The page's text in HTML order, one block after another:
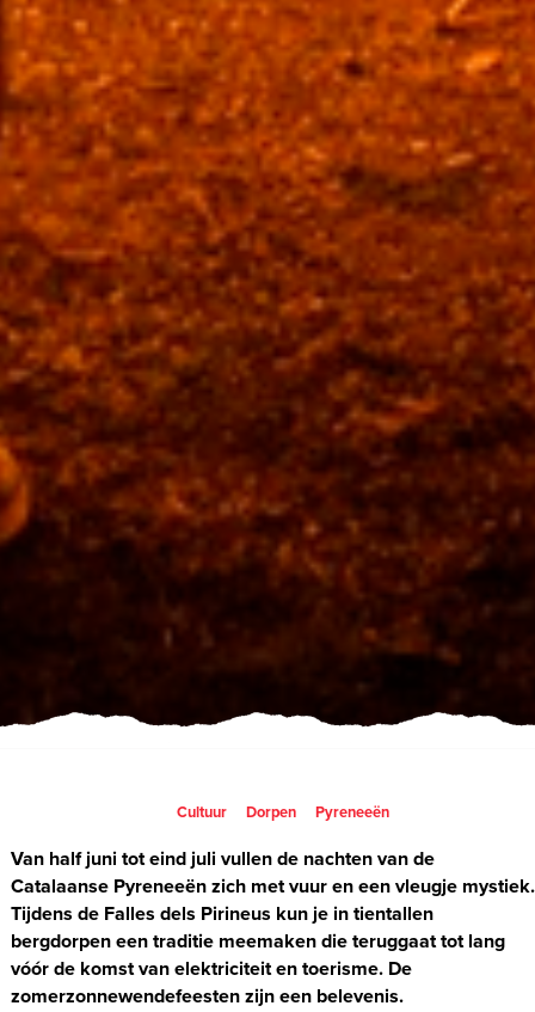
Cultuur Dorpen Pyreneeën
Van half juni tot eind juli vullen de nachten van de
Catalaanse Pyreneeën zich met vuur en een vleugje mystiek.
Tijdens de Falles dels Pirineus kun je in tientallen
bergdorpen een traditie meemaken die teruggaat tot lang
vóór de komst van elektriciteit en toerisme. De
zomerzonnewendefeesten zijn een belevenis.